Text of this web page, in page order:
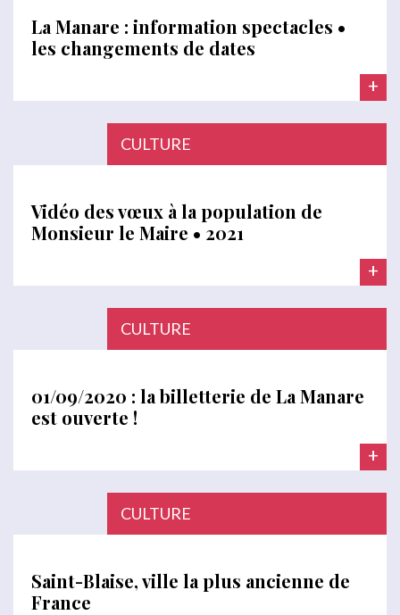
La Manare : information spectacles •
les changements de dates
+
CULTURE
Vidéo des vœux à la population de
Monsieur le Maire • 2021
+
CULTURE
01/09/2020 : la billetterie de La Manare
est ouverte !
+
CULTURE
Saint-Blaise, ville la plus ancienne de
France